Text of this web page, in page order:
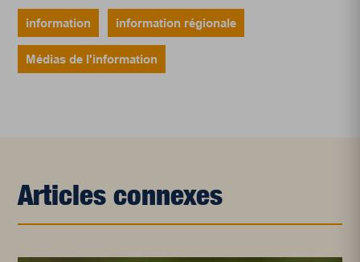
information information régionale
Médias de l'information
Articles connexes